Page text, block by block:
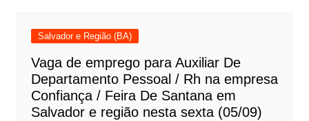
Salvador e Região (BA)
Vaga de emprego para Auxiliar De
Departamento Pessoal / Rh na empresa
Confiança / Feira De Santana em
Salvador e região nesta sexta (05/09)